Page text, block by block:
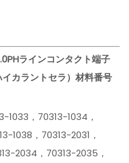
ラインコンタクト端子
イカラントセラ）材料番号
1033，70313-1034，
1038，70313-2031，
2034，70313-2035，